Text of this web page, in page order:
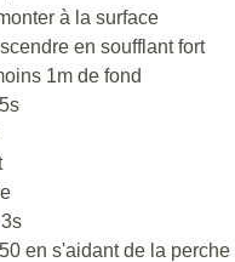
à la surface
en soufflant fort
1m de fond
en s'aidant de la perche